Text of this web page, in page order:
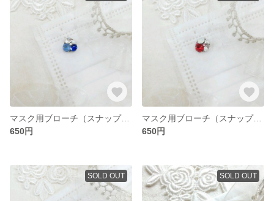
マスク用ブローチ（スナップボタン式）1個
650円
マスク用ブローチ（スナップボタン式）1個
650円
SOLD OUT SOLD OUT